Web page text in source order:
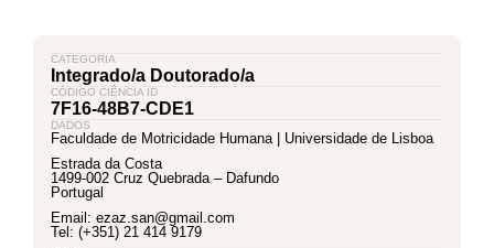
CATEGORIA
Integrado/a Doutorado/a
CÓDIGO CIÊNCIA ID
7F16-48B7-CDE1
DADOS
Faculdade de Motricidade Humana | Universidade de Lisboa
Estrada da Costa
1499-002 Cruz Quebrada – Dafundo
Portugal
Email: ezaz.san@gmail.com
Tel: (+351) 21 414 9179